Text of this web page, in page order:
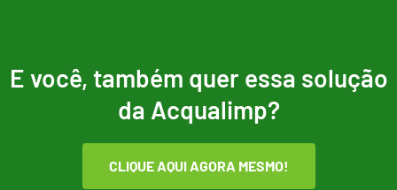
E você, também quer essa solução
da Acqualimp?
CLIQUE AQUI AGORA MESMO!